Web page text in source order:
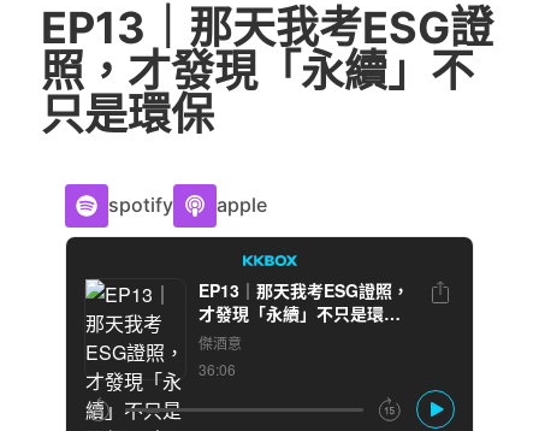
EP13｜那天我考ESG證
照，才發現「永續」不
只是環保
spotify apple